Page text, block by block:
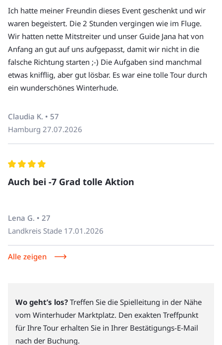
Treffpunkt.
Den genauen Treffpunkt erhalten Sie in der
Buchungsbestätigung.
Die Tour endet nicht dort, wo sie beginnt.
Unsere Touren sind nicht barrierefrei.
Hunde sind nur bei unseren privaten Krimi-
Rätseltouren erlaubt.
220 273 10.
Trinkgeld für die Spielleitung
Ich hatte meiner Freundin dieses Event geschenkt und wir
waren begeistert. Die 2 Stunden vergingen wie im Fluge.
Wir hatten nette Mitstreiter und unser Guide Jana hat von
Anfang an gut auf uns aufgepasst, damit wir nicht in die
falsche Richtung starten ;-) Die Aufgaben sind manchmal
etwas knifflig, aber gut lösbar. Es war eine tolle Tour durch
ein wunderschönes Winterhude.
Claudia K. • 57
Hamburg 27.07.2026
Auch bei -7 Grad tolle Aktion
Lena G. • 27
Landkreis Stade 17.01.2026
Alle zeigen
Wo geht’s los? Treffen Sie die Spielleitung in der Nähe
vom Winterhuder Marktplatz. Den exakten Treffpunkt
für Ihre Tour erhalten Sie in Ihrer Bestätigungs-E-Mail
nach der Buchung.